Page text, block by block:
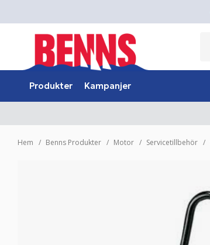
Produkter Kampanjer
Hem Benns Produkter Motor Servicetillbehör